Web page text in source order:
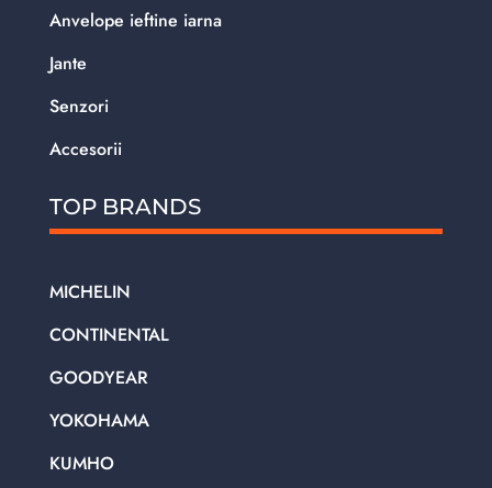
Anvelope ieftine iarna
Jante
Senzori
Accesorii
TOP BRANDS
MICHELIN
CONTINENTAL
GOODYEAR
YOKOHAMA
KUMHO